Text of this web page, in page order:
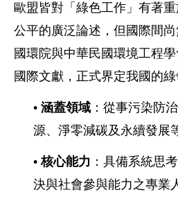
歐盟皆對「綠色工作」有著
公平的廣泛論述，但國際間尚
國環院與中華民國環境工程
國際文獻，正式界定我國的綠
•涵蓋領域 ：從事污染防
源、淨零減碳及永續發展
•核心能力 ：具備系統思
決與社會參與能力之專業